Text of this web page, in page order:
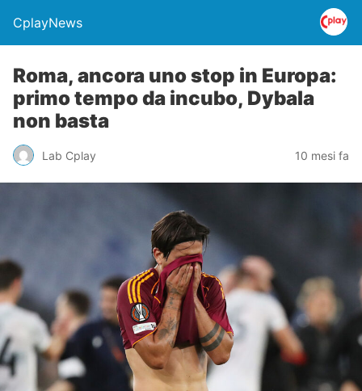
CplayNews
Roma, ancora uno stop in Europa:
primo tempo da incubo, Dybala
non basta
Lab Cplay 10 mesi fa